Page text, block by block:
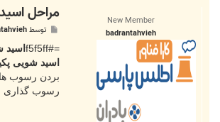
New Member
badrantahvieh
مراحل
ت
توسط
=#f5f5ff
اسید
اسید شویی
بردن رسوب
رسوب گذاری